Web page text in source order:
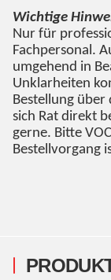
Wichtige
Nur für
Fachpersonal.
umgehend in
Unklarheiten
Bestellung
sich Rat direkt
gerne. Bitte
Bestellvorgang